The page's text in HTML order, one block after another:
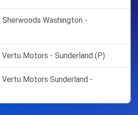
Washington -
Motors - Sunderland (P)
Motors Sunderland -